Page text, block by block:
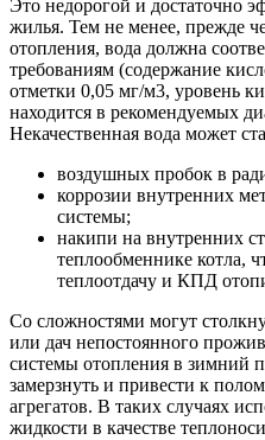
Это недорогой и достаточно
жилья. Тем не менее, прежде
отопления, вода должна
требованиям (содержание
отметки 0,05 мг/м3, уровень
находится в рекомендуемых
Некачественная вода может
воздушных пробок в
коррозии внутренних
системы;
накипи на внутренних
теплообменнике котла,
теплоотдачу и КПД
Со сложностями могут
или дач непостоянного
системы отопления в зимний
замерзнуть и привести к
агрегатов. В таких случаях
жидкости в качестве